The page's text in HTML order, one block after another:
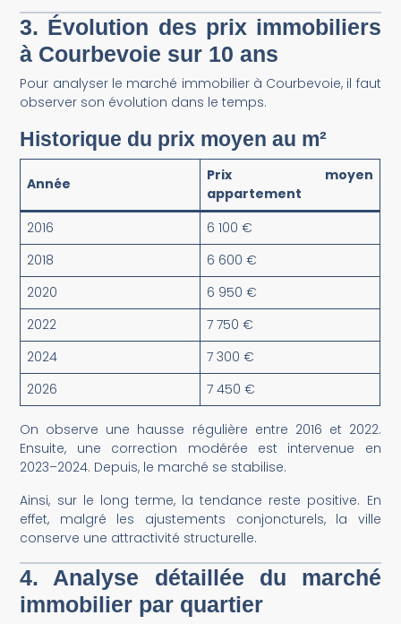
3. Évolution des prix immobiliers
à Courbevoie sur 10 ans
Pour analyser le marché immobilier à Courbevoie, il faut
observer son évolution dans le temps.
Historique du prix moyen au m²
Année
Prix moyen
appartement
2016
6 100 €
2018
6 600 €
2020
6 950 €
2022
7 750 €
2024
7 300 €
2026
7 450 €
On observe une hausse régulière entre 2016 et 2022.
Ensuite, une correction modérée est intervenue en
2023–2024. Depuis, le marché se stabilise.
Ainsi, sur le long terme, la tendance reste positive. En
effet, malgré les ajustements conjoncturels, la ville
conserve une attractivité structurelle.
4. Analyse détaillée du marché
immobilier par quartier